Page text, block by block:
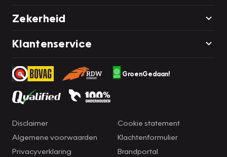
Zekerheid
Klantenservice
GroenGedaan!
Disclaimer
Algemene voorwaarden
Privacyverklaring
Cookie statement
Klachtenformulier
Brandportal